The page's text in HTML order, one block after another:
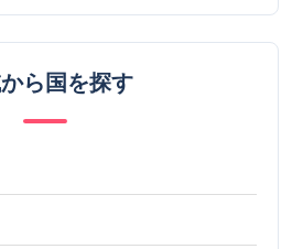
ら国を探す